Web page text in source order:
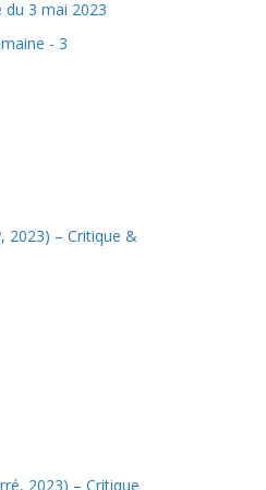
du 3 mai 2023
2023) – Critique &
2023) – Critique